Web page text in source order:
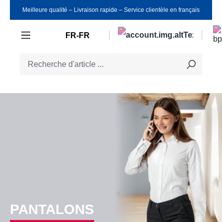
Passer au contenu principal
Meilleure qualité ‒ Livraison rapide ‒ Service clientèle en français
FR-FR
PANTALONS